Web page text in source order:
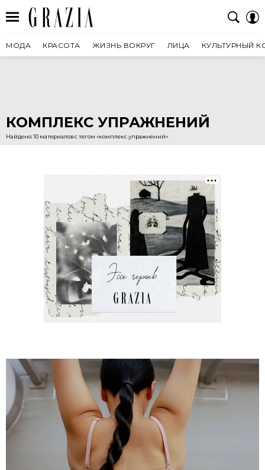
МОДА КРАСОТА ЖИЗНЬ ВОКРУГ ЛИЦА КУЛЬТУРНЫЙ
КОМПЛЕКС УПРАЖНЕНИЙ
Найдено: 10 материалов с тегом «комплекс упражнений»